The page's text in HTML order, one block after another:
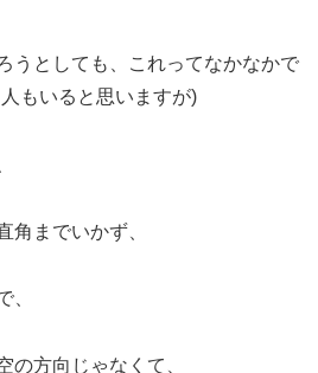
うとしても、これってなかなかで
もいると思いますが)
角までいかず、
、
の方向じゃなくて、